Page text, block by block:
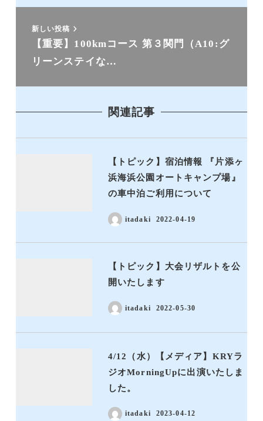
新しい投稿
【重要】100kmコース 第３関門（A10:グ
リーンステイな…
関連記事
【トピック】宿泊情報 『片添ヶ
浜海浜公園オートキャンプ場』
の車中泊ご利用について
itadaki 2022-04-19
【トピック】大会リザルトを公
開いたします
itadaki 2022-05-30
4/12（水）【メディア】KRYラ
ジオMorningUpに出演いたしま
した。
itadaki 2023-04-12